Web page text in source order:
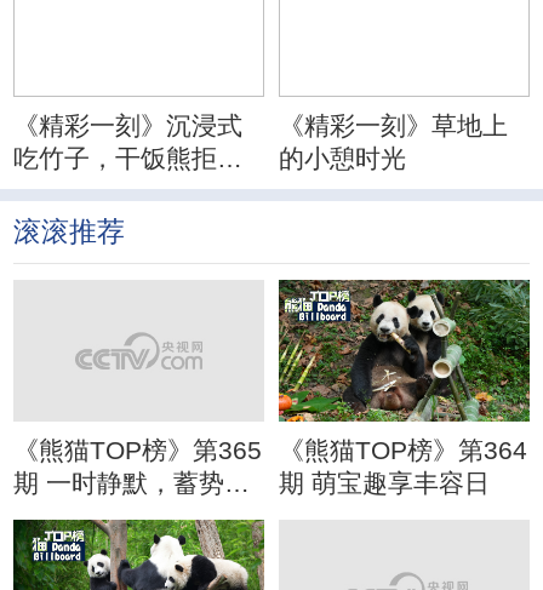
《精彩一刻》沉浸式
吃竹子，干饭熊拒绝
分心
《精彩一刻》草地上
的小憩时光
滚滚推荐
《熊猫TOP榜》第365
期 一时静默，蓄势待
发
《熊猫TOP榜》第364
期 萌宝趣享丰容日